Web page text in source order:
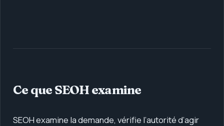
Ce que SEOH examine
SEOH examine la demande, vérifie l’autorité d’agir